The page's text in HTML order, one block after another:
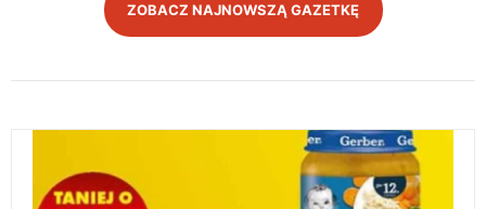
ZOBACZ NAJNOWSZĄ GAZETKĘ